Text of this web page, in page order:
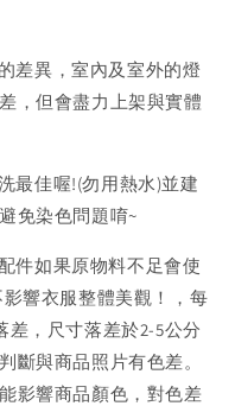
差異，室內及室外的燈
，但會盡力上架與實體
最佳喔!(勿用熱水)並建
免染色問題唷~
件如果原物料不足會使
響衣服整體美觀！，每
，尺寸落差於2-5公分
斷與商品照片有色差。
影響商品顏色，對色差